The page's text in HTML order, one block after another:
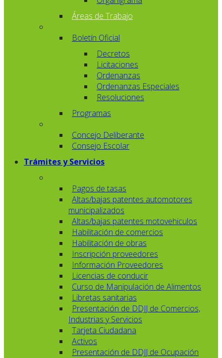
Áreas de Trabajo
Boletín Oficial
Decretos
Licitaciones
Ordenanzas
Ordenanzas Especiales
Resoluciones
Programas
Concejo Deliberante
Consejo Escolar
Trámites y Servicios
Pagos de tasas
Altas/bajas patentes automotores
municipalizados
Altas/bajas patentes motovehiculos
Habilitación de comercios
Habilitación de obras
Inscripción proveedores
Información Proveedores
Licencias de conducir
Curso de Manipulación de Alimentos
Libretas sanitarias
Presentación de DDJJ de Comercios,
Industrias y Servicios
Tarjeta Ciudadana
Activos
Presentación de DDJJ de Ocupación